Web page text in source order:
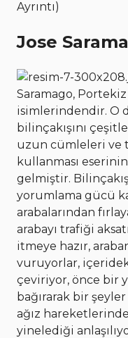
Ayrıntı)
Jose
Saramago,
isimlerindendir. O
bilinçakışını
uzun cümleleri ve
kullanması
gelmiştir.
yorumlama gücü
arabalarından
arabayı trafiği
itmeye hazır,
vuruyorlar,
çeviriyor, önce bir
bağırarak bir
ağız
yinelediği